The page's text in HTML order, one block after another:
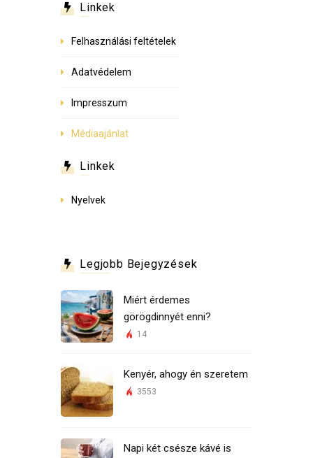
Linkek
Felhasználási feltételek
Adatvédelem
Impresszum
Médiaajánlat
Linkek
Nyelvek
Legjobb Bejegyzések
Miért érdemes
görögdinnyét enni?
14
Kenyér, ahogy én szeretem
3553
Napi két csésze kávé is